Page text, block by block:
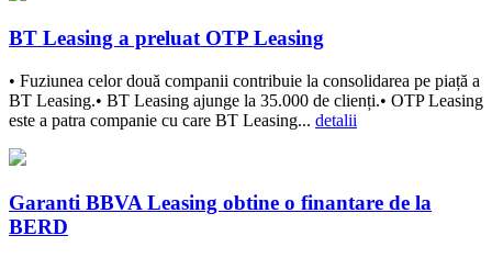
BT Leasing a preluat OTP Leasing
• Fuziunea celor două companii contribuie la consolidarea pe piață a
BT Leasing.• BT Leasing ajunge la 35.000 de clienți.• OTP Leasing
este a patra companie cu care BT Leasing... detalii
Garanti BBVA Leasing obtine o finantare de la
BERD